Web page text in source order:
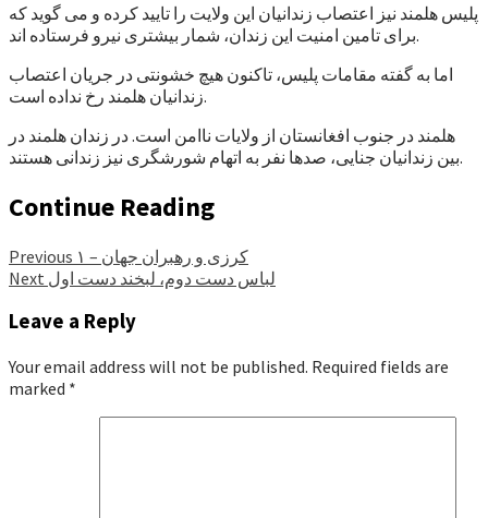
پلیس هلمند نیز اعتصاب زندانیان این ولایت را تایید کرده و می گوید که
برای تامین امنیت این زندان، شمار بیشتری نیرو فرستاده اند.
اما به گفته مقامات پلیس، تاکنون هیچ خشونتی در جریان اعتصاب
زندانیان هلمند رخ نداده است.
هلمند در جنوب افغانستان از ولایات ناامن است. در زندان هلمند در
بین زندانیان جنایی، صدها نفر به اتهام شورشگری نیز زندانی هستند.
Continue Reading
Previous
کرزی و رهبران جهان – ۱
Next لباس دست دوم، لبخند دست اول
Leave a Reply
Your email address will not be published. Required fields are
marked *